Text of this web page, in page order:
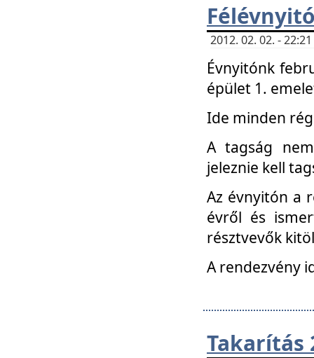
2012. 02. 02. -
Évnyitónk
épület 1.
Ide minden
A tagság
jeleznie kell
Az évnyitón a
évről és
résztvevők
A rendezvény
Takarítás